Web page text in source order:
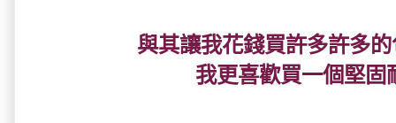
與其讓我花錢買許多許多
我更喜歡買一個堅固